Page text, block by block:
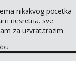
nikakvog pocetka
nesretna. sve
za uzvrat.trazim
njeznosti i